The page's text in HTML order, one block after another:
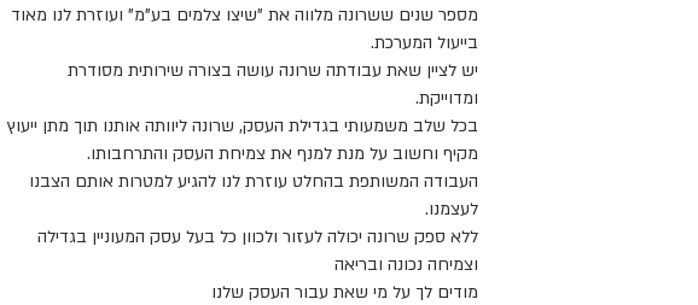
מספר שנים ששרונה מלווה את "שיצו צלמים בע"מ" ועוזרת לנו מאוד
בייעול המערכת.
יש לציין שאת עבודתה שרונה עושה בצורה שירותית מסודרת
ומדוייקת.
בכל שלב משמעותי בגדילת העסק, שרונה ליוותה אותנו תוך מתן ייעוץ
מקיף וחשוב על מנת למנף את צמיחת העסק והתרחבותו.
העבודה המשותפת בהחלט עוזרת לנו להגיע למטרות אותם הצבנו
לעצמנו.
ללא ספק שרונה יכולה לעזור ולכוון כל בעל עסק המעוניין בגדילה
וצמיחה נכונה ובריאה
מודים לך על מי שאת עבור העסק שלנו